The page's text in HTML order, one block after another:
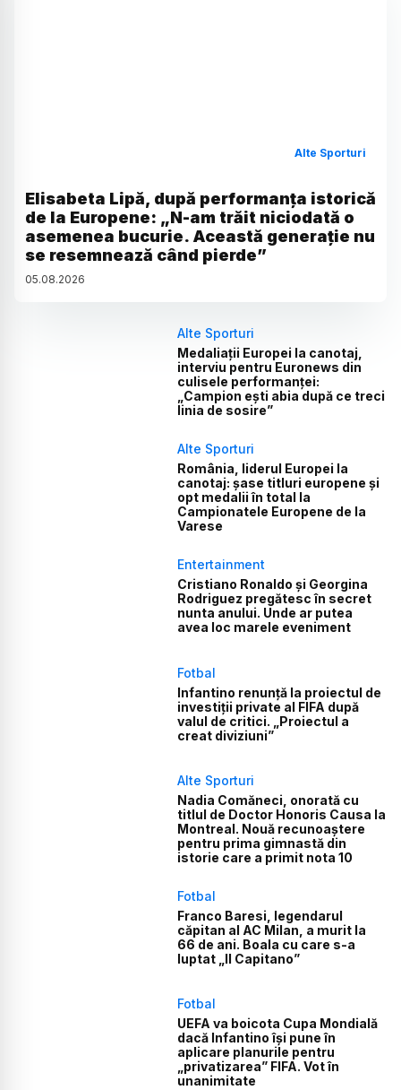
Alte Sporturi
Elisabeta Lipă, după performanța istorică
de la Europene: „N-am trăit niciodată o
asemenea bucurie. Această generație nu
se resemnează când pierde”
05.08.2026
Alte Sporturi
Medaliații Europei la canotaj,
interviu pentru Euronews din
culisele performanței:
„Campion ești abia după ce treci
linia de sosire”
Alte Sporturi
România, liderul Europei la
canotaj: șase titluri europene și
opt medalii în total la
Campionatele Europene de la
Varese
Entertainment
Cristiano Ronaldo și Georgina
Rodriguez pregătesc în secret
nunta anului. Unde ar putea
avea loc marele eveniment
Fotbal
Infantino renunță la proiectul de
investiții private al FIFA după
valul de critici. „Proiectul a
creat diviziuni”
Alte Sporturi
Nadia Comăneci, onorată cu
titlul de Doctor Honoris Causa la
Montreal. Nouă recunoaștere
pentru prima gimnastă din
istorie care a primit nota 10
Fotbal
Franco Baresi, legendarul
căpitan al AC Milan, a murit la
66 de ani. Boala cu care s-a
luptat „Il Capitano”
Fotbal
UEFA va boicota Cupa Mondială
dacă Infantino își pune în
aplicare planurile pentru
„privatizarea” FIFA. Vot în
unanimitate